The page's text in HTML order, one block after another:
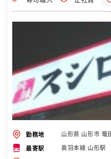
勤務地 山形県 山形市 篭
最寄駅 奥羽本線 山形駅